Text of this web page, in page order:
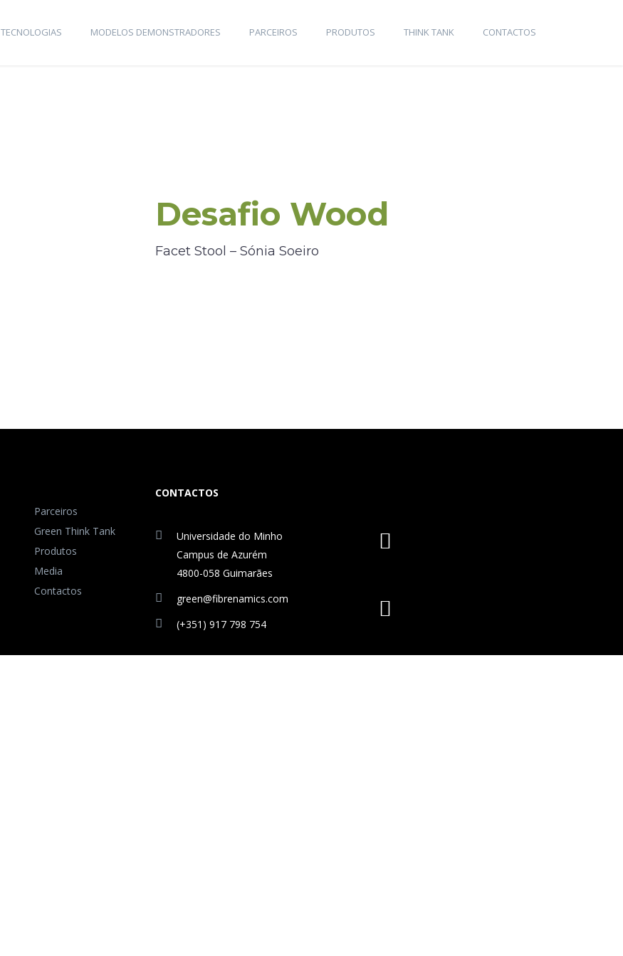
TECNOLOGIAS MODELOS DEMONSTRADORES PARCEIROS PRODUTOS THINK TANK CONTACTOS
Desafio Wood
Facet Stool – Sónia Soeiro
Parceiros
Green Think Tank
Produtos
Media
Contactos
CONTACTOS
Universidade do Minho
Campus de Azurém
4800-058 Guimarães
green@fibrenamics.com
(+351) 917 798 754